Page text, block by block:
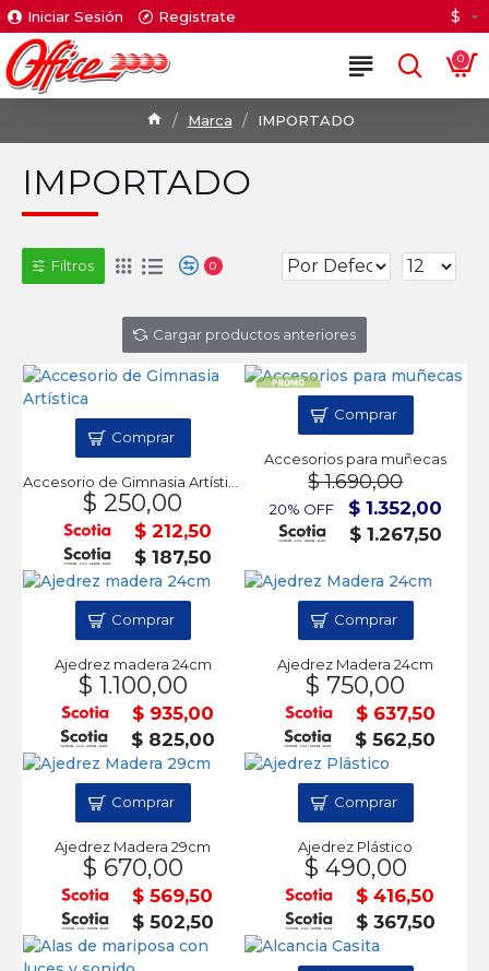
Iniciar Sesión Registrate $
0
Marca IMPORTADO
IMPORTADO
Filtros 0
Cargar productos anteriores
Accesorio de Gimnasia Artística
$ 250,00
$ 212,50
$ 187,50
Comprar
Accesorios para muñecas
$ 1.690,00
20% OFF
$ 1.352,00
$ 1.267,50
Comprar
Ajedrez madera 24cm
$ 1.100,00
$ 935,00
$ 825,00
Comprar
Ajedrez Madera 24cm
$ 750,00
$ 637,50
$ 562,50
Comprar
Ajedrez Madera 29cm
$ 670,00
$ 569,50
$ 502,50
Comprar
Ajedrez Plástico
$ 490,00
$ 416,50
$ 367,50
Comprar